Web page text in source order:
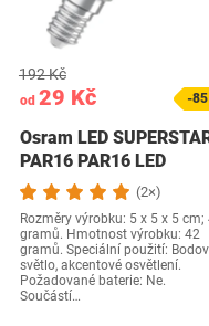
od 29 Kč
192 Kč
-85
Osram LED
PAR16 PAR16 LED
žárovka Sklo není…
(2×)
Rozměry výrobku: 5 x 5 x 5 cm;
gramů. Hmotnost výrobku: 42
gramů. Speciální použití:
světlo, akcentové osvětlení.
Požadované baterie: Ne.
Součástí…